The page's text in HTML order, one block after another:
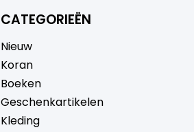
CATEGORIEËN
Nieuw
Koran
Boeken
Geschenkartikelen
Kleding